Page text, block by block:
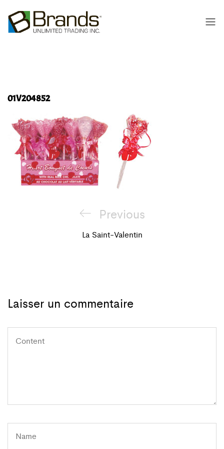
01V204852
NavigationPrevious
Post
Previous
La Saint-Valentin
Laisser un commentaire